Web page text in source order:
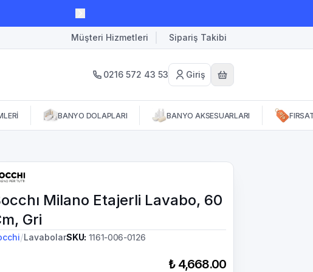
Müşteri Hizmetleri Sipariş Takibi
0216 572 43 53 Giriş
BANYO DOLAPLARI BANYO AKSESUARLARI
Milano Etajerli Lavabo, 60
Gri
/LavabolarSKU: 1161-006-0126
₺ 4,668.00